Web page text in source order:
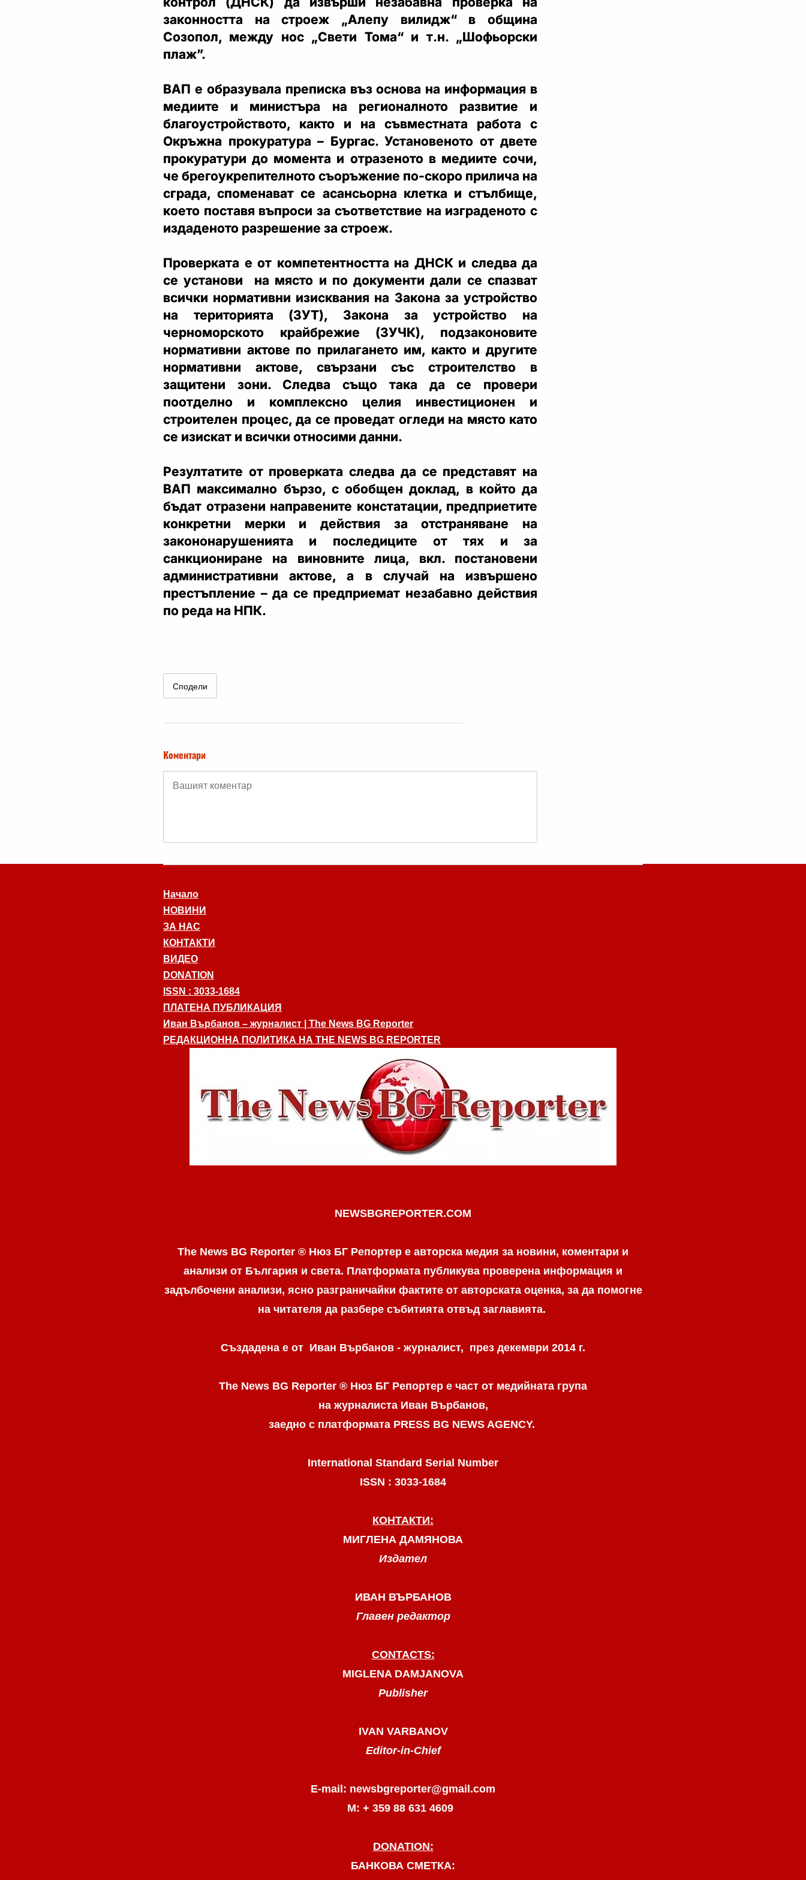
законността на строеж „Алепу вилидж“ в община
Созопол, между нос „Свети Тома“ и т.н. „Шофьорски
плаж”.
ВАП е образувала преписка въз основа на информация в
медиите и министъра на регионалното развитие и
благоустройството, както и на съвместната работа с
Окръжна прокуратура – Бургас. Установеното от двете
прокуратури до момента и отразеното в медиите сочи,
че брегоукрепителното съоръжение по-скоро прилича на
сграда, споменават се асансьорна клетка и стълбище,
което поставя въпроси за съответствие на изграденото с
издаденото разрешение за строеж.
Проверката е от компетентността на ДНСК и следва да
се установи на място и по документи дали се спазват
всички нормативни изисквания на Закона за устройство
на територията (ЗУТ), Закона за устройство на
черноморското крайбрежие (ЗУЧК), подзаконовите
нормативни актове по прилагането им, както и другите
нормативни актове, свързани със строителство в
защитени зони. Следва също така да се провери
поотделно и комплексно целия инвестиционен и
строителен процес, да се проведат огледи на място като
се изискат и всички относими данни.
Резултатите от проверката следва да се представят на
ВАП максимално бързо, с обобщен доклад, в който да
бъдат отразени направените констатации, предприетите
конкретни мерки и действия за отстраняване на
закононарушенията и последиците от тях и за
санкциониране на виновните лица, вкл. постановени
административни актове, а в случай на извършено
престъпление – да се предприемат незабавно действия
по реда на НПК.
Сподели
Коментари
Начало
НОВИНИ
ЗА НАС
КОНТАКТИ
ВИДЕО
DONATION
ISSN : 3033-1684
ПЛАТЕНА ПУБЛИКАЦИЯ
Иван Върбанов – журналист | The News BG Reporter
РЕДАКЦИОННА ПОЛИТИКА НА THE NEWS BG REPORTER
NEWSBGREPORTER.COM
The News BG Reporter ® Нюз БГ Репортер е авторска медия за новини, коментари и
анализи от България и света. Платформата публикува проверена информация и
задълбочени анализи, ясно разграничaйки фактите от авторската оценка, за да помогне
на читателя да разбере събитията отвъд заглавията.
Създадена е от Иван Върбанов - журналист, през декември 2014 г.
The News BG Reporter ® Нюз БГ Репортер е част от медийната група
на журналиста Иван Върбанов,
заедно с платформата PRESS BG NEWS AGENCY.
International Standard Serial Number
ISSN : 3033-1684
КОНТАКТИ:
МИГЛЕНА ДАМЯНОВА
Издател
ИВАН ВЪРБАНОВ
Главен редактор
CONTACTS:
MIGLENA DAMJANOVA
Publisher
IVAN VARBANOV
Editor-in-Chief
E-mail: newsbgreporter@gmail.com
М: + 359 88 631 4609
DONATION:
БАНКОВА СМЕТКА: